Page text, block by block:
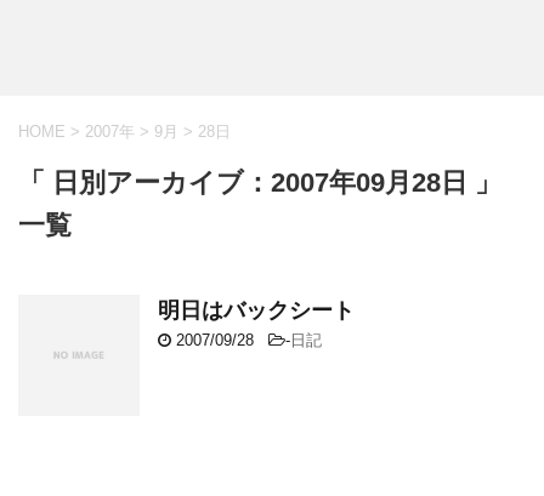
HOME > 2007年 > 9月 > 28日
「 日別アーカイブ：2007年09月28日 」
一覧
明日はバックシート
2007/09/28 -日記